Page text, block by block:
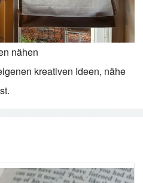
nähen
kreativen Ideen, nähe